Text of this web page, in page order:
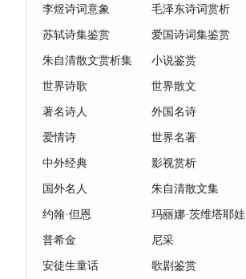
李煜诗词意象 毛泽东诗词赏析
苏轼诗集鉴赏 爱国诗词集鉴赏
朱自清散文赏析集 小说鉴赏
世界诗歌 世界散文
著名诗人 外国名诗
爱情诗 世界名著
中外经典 影视赏析
国外名人 朱自清散文集
约翰·但恩 玛丽娜·茨维塔耶娃
普希金 尼采
安徒生童话 歌剧鉴赏